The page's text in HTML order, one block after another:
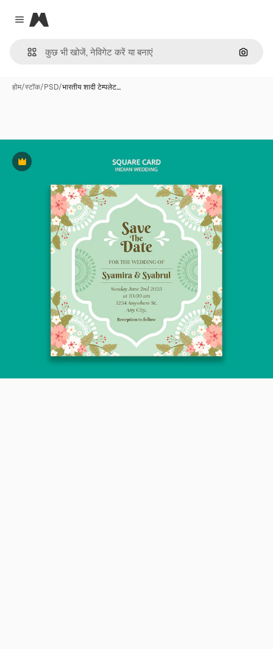
Close menu
Magnific
इमेज से
होम/स्टॉक/PSD/भारतीय शादी टेम्पलेट…
Premium